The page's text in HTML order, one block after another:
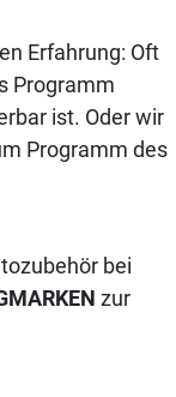
Erfahrung: Oft
Programm
ist. Oder wir
Programm des
bei
zur